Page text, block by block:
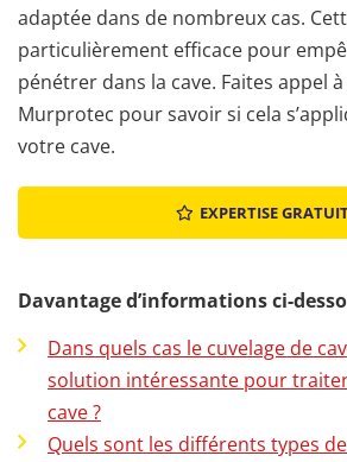
adaptée dans de nombreux cas.
particulièrement efficace pour
pénétrer dans la cave. Faites appel
Murprotec pour savoir si cela
votre cave.
EXPERTISE
Davantage d’informations ci-
Dans quels cas le cuvelage de
solution intéressante pour
cave ?
Quels sont les différents types